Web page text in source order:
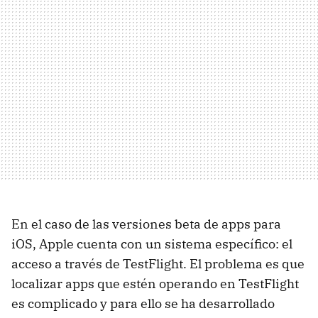
En el caso de las versiones beta de apps para
iOS, Apple cuenta con un sistema específico: el
acceso a través de TestFlight. El problema es que
localizar apps que estén operando en TestFlight
es complicado y para ello se ha desarrollado